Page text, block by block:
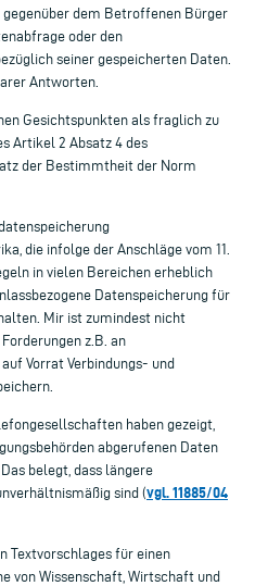
dem Betroffenen Bürger
oder den
seiner gespeicherten Daten.
Antworten.
Gesichtspunkten als fraglich zu
Artikel 2 Absatz 4 des
der Bestimmtheit der Norm
die infolge der Anschläge vom 11.
in vielen Bereichen erheblich
Datenspeicherung für
Mir ist zumindest nicht
z.B. an
Vorrat Verbindungs- und
haben gezeigt,
abgerufenen Daten
belegt, dass längere
sind (vgl. 11885/04
Textvorschlages für einen
von Wissenschaft, Wirtschaft und